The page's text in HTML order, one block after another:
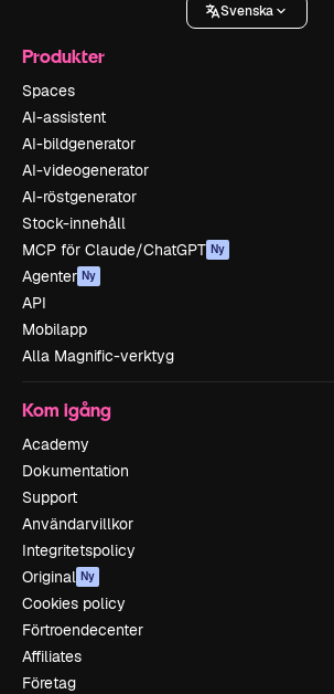
Svenska
Produkter
Spaces
AI-assistent
AI-bildgenerator
AI-videogenerator
AI-röstgenerator
Stock-innehåll
MCP för Claude/ChatGPT Ny
Agenter Ny
API
Mobilapp
Alla Magnific-verktyg
Kom igång
Academy
Dokumentation
Support
Användarvillkor
Integritetspolicy
Original Ny
Cookies policy
Förtroendecenter
Affiliates
Företag